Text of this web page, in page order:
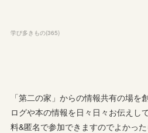
学び多きもの(365)
「第二の家」からの情報共有の場
ログや本の情報を日々日々お伝えし
料&匿名で参加できますのでよかっ